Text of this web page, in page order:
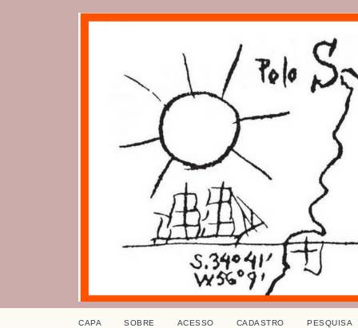
CAPA SOBRE ACESSO CADASTRO PESQUISA